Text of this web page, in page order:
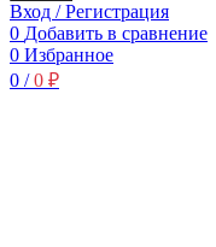
Вход / Регистрация
0 Добавить в сравнение
0 Избранное
0 / 0 ₽